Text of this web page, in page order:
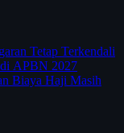
Tetap Terkendali
APBN 2027
Biaya Haji Masih